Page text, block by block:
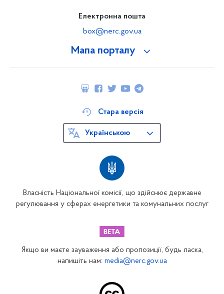
Мапа порталу
Електронна пошта
box@nerc.gov.ua
Власність Національної комісії, що здійснює державне
регулювання у сферах енергетики та комунальних послуг
Стара версія
Українською
Якщо ви маєте зауваження або пропозиції, будь ласка,
напишіть нам: media@nerc.gov.ua